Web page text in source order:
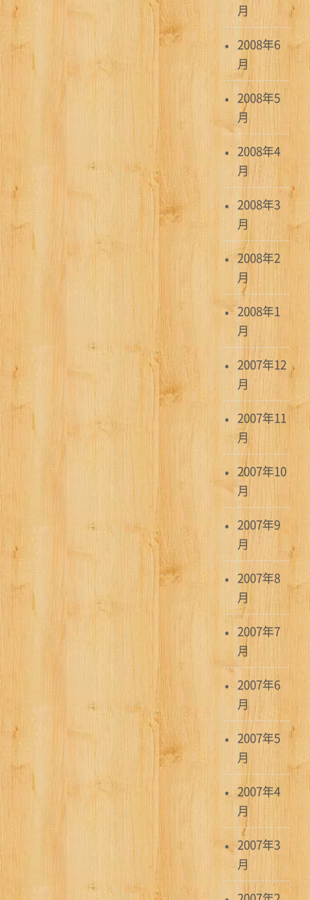
月
2008年6
月
2008年5
月
2008年4
月
2008年3
月
2008年2
月
2008年1
月
2007年12
月
2007年11
月
2007年10
月
2007年9
月
2007年8
月
2007年7
月
2007年6
月
2007年5
月
2007年4
月
2007年3
月